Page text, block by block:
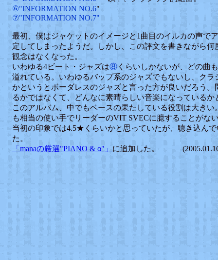
⑥"INFORMATION NO.6"
⑦"INFORMATION NO.7"
最初、僕はジャケットのイメージと1曲目のイルカの声で
定してしまったようだ。しかし、この評文を書きながら
観念はなくなった。
いわゆる4ビート・ジャズは⑧ くらいしかないが、どの曲
溢れている。いわゆるバップ系のジャズでもないし、ク
かというとボーダレスのジャズと言った方が良いだろう
るかではなくて、どんなに素晴らしい音楽になっているか
このアルバム、中でもベースの果たしている役割は大き
も相当の使い手でリーダーのVIT SVECに臆することがな
当初の印象では4.5★くらいかと思っていたが、聴き込ん
た。
「manaの厳選"PIANO & α"」 に追加した。